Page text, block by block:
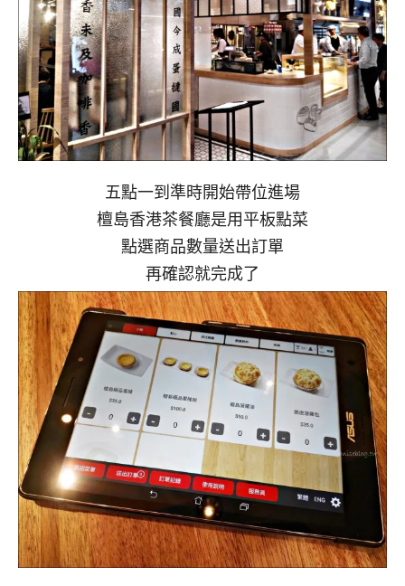
五點一到準時開始帶位進場
檀島香港茶餐廳是用平板點菜
點選商品數量送出訂單
再確認就完成了